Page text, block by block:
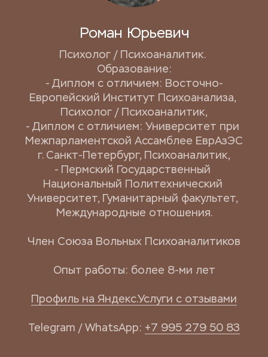
Роман Юрьевич
Психолог / Психоаналитик.
Образование:
- Диплом с отличием: Восточно-
Европейский Институт Психоанализа,
Психолог / Психоаналитик,
- Диплом с отличием: Университет при
Межпарламентской Ассамблее ЕврАзЭС
г. Санкт-Петербург, Психоаналитик,
- Пермский Государственный
Национальный Политехнический
Университет, Гуманитарный факультет,
Международные отношения.
Член Союза Вольных Психоаналитиков
Опыт работы: более 8-ми лет
Профиль на Яндекс.Услуги с отзывами
Telegram / WhatsApp: +7 995 279 50 83